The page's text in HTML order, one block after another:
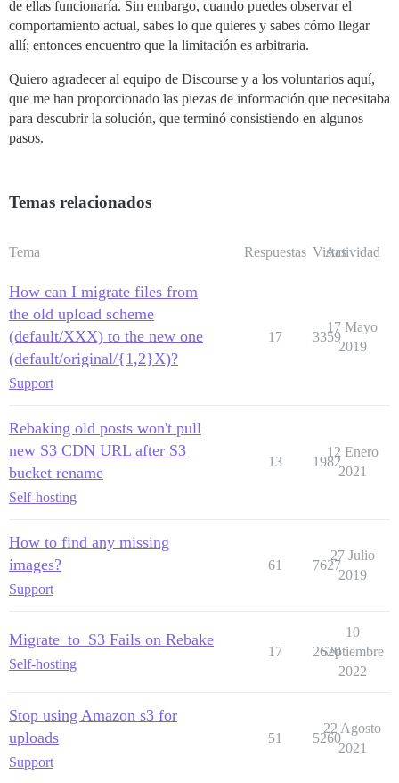
de ellas funcionaría. Sin embargo, cuando puedes observar el
comportamiento actual, sabes lo que quieres y sabes cómo llegar
allí; entonces encuentro que la limitación es arbitraria.
Quiero agradecer al equipo de Discourse y a los voluntarios aquí,
que me han proporcionado las piezas de información que necesitaba
para descubrir la solución, que terminó consistiendo en algunos
pasos.
Temas relacionados
Tema Respuestas Vistas
Actividad
How can I migrate files from
the old upload scheme
(default/XXX) to the new one
(default/original/{1,2}X)?
Support
17 3359
17 Mayo
2019
Rebaking old posts won't pull
new S3 CDN URL after S3
bucket rename
Self-hosting
13 1982
12 Enero
2021
How to find any missing
images?
Support
61 7627
27 Julio
2019
Migrate_to_S3 Fails on Rebake
Self-hosting
17 2620
10
Septiembre
2022
Stop using Amazon s3 for
uploads
Support
51 5260
22 Agosto
2021